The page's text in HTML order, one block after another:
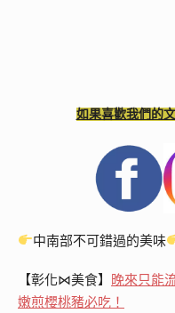
如果喜歡我們的
中南部不可錯過的美味
【彰化⋈美食】
晚來只能
嫩煎櫻桃豬必吃！